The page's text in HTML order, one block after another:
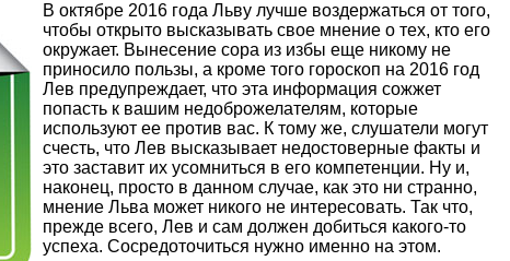
В октябре 2016 года Льву лучше воздержаться от того,
чтобы открыто высказывать свое мнение о тех, кто его
окружает. Вынесение сора из избы еще никому не
приносило пользы, а кроме того гороскоп на 2016 год
Лев предупреждает, что эта информация сожжет
попасть к вашим недоброжелателям, которые
используют ее против вас. К тому же, слушатели могут
счесть, что Лев высказывает недостоверные факты и
это заставит их усомниться в его компетенции. Ну и,
наконец, просто в данном случае, как это ни странно,
мнение Льва может никого не интересовать. Так что,
прежде всего, Лев и сам должен добиться какого-то
успеха. Сосредоточиться нужно именно на этом.